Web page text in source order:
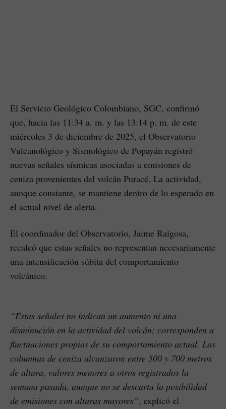
El Servicio Geológico Colombiano, SGC, confirmó
que, hacia las 11:34 a. m. y las 13:14 p. m. de este
miércoles 3 de diciembre de 2025, el Observatorio
Vulcanológico y Sismológico de Popayán registró
nuevas señales sísmicas asociadas a emisiones de
ceniza provenientes del volcán Puracé. La actividad,
aunque constante, se mantiene dentro de lo esperado en
el actual nivel de alerta.
El coordinador del Observatorio, Jaime Raigosa,
recalcó que estas señales no representan necesariamente
una intensificación súbita del comportamiento
volcánico.
“Estas señales no indican un aumento ni una
disminución en la actividad del volcán; corresponden a
fluctuaciones propias de su comportamiento actual. Las
columnas de ceniza alcanzaron entre 500 y 700 metros
de altura, valores menores a otros registrados la
semana pasada, aunque no se descarta la posibilidad
de emisiones con alturas mayores”, explicó el